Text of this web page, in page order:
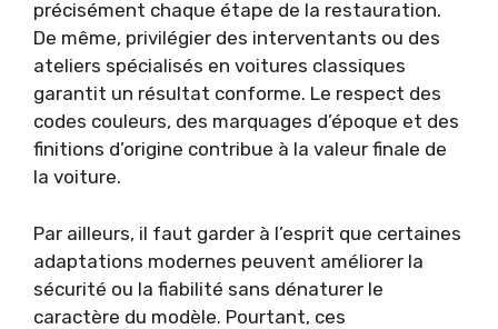
précisément chaque étape de la restauration.
De même, privilégier des interventants ou des
ateliers spécialisés en voitures classiques
garantit un résultat conforme. Le respect des
codes couleurs, des marquages d’époque et des
finitions d’origine contribue à la valeur finale de
la voiture.
Par ailleurs, il faut garder à l’esprit que certaines
adaptations modernes peuvent améliorer la
sécurité ou la fiabilité sans dénaturer le
caractère du modèle. Pourtant, ces